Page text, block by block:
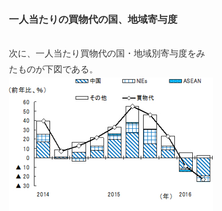
一人当たりの買物代の国、地域寄与度
次に、一人当たり買物代の国・地域別寄与度をみ
たものが下図である。